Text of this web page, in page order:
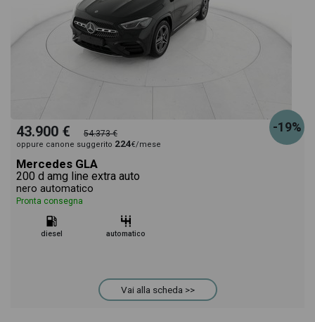
-19%
43.900 € 54.373 €
oppure canone suggerito 224€/mese
Mercedes GLA
200 d amg line extra auto
nero automatico
Pronta consegna
diesel automatico
Vai alla scheda >>